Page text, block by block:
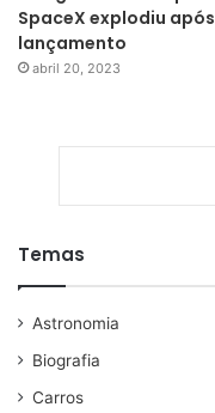
SpaceX explodiu após
lançamento
abril 20, 2023
Temas
Astronomia
Biografia
Carros